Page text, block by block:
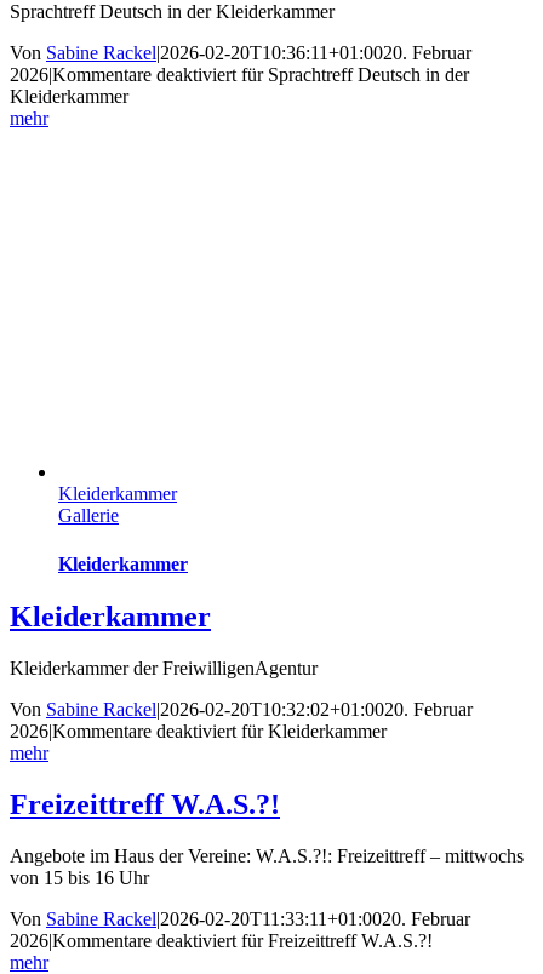
Sprachtreff Deutsch in der Kleiderkammer
Von Sabine Rackel|2026-02-20T10:36:11+01:0020. Februar
2026|Kommentare deaktiviertfür Sprachtreff Deutsch in der
Kleiderkammer
mehr
Kleiderkammer
Gallerie
Kleiderkammer
Kleiderkammer
Kleiderkammer der FreiwilligenAgentur
Von Sabine Rackel|2026-02-20T10:32:02+01:0020. Februar
2026|Kommentare deaktiviert für Kleiderkammer
mehr
Freizeittreff W.A.S.?!
Angebote im Haus der Vereine: W.A.S.?!: Freizeittreff – mittwochs
von 15 bis 16 Uhr
Von Sabine Rackel|2026-02-20T11:33:11+01:0020. Februar
2026|Kommentare deaktiviert für Freizeittreff W.A.S.?!
mehr